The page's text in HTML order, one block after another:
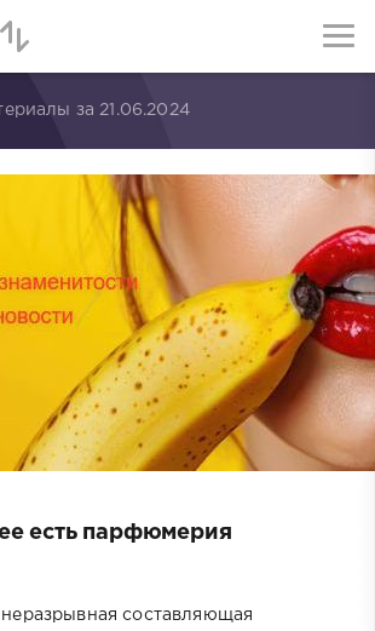
за 21.06.2024
есть парфюмерия
составляющая